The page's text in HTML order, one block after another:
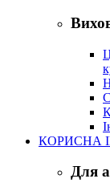
КОРИСНА
Для